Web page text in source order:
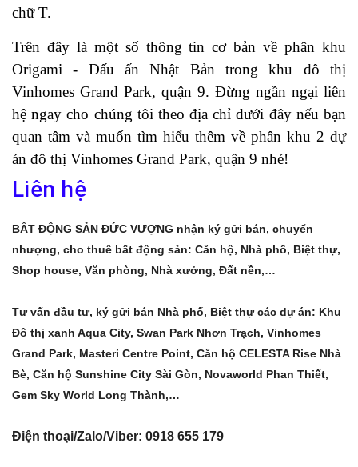
chữ T.
Trên đây là một số thông tin cơ bản về phân khu
Origami - Dấu ấn Nhật Bản trong khu đô thị
Vinhomes Grand Park, quận 9. Đừng ngần ngại liên
hệ ngay cho chúng tôi theo địa chỉ dưới đây nếu bạn
quan tâm và muốn tìm hiểu thêm về phân khu 2 dự
án đô thị Vinhomes Grand Park, quận 9 nhé!
Liên hệ
BẤT ĐỘNG SẢN ĐỨC VƯỢNG nhận ký gửi bán, chuyển
nhượng, cho thuê bất động sản: Căn hộ, Nhà phố, Biệt thự,
Shop house, Văn phòng, Nhà xưởng, Đất nền,…
Tư vấn đầu tư, ký gửi bán Nhà phố, Biệt thự các dự án: Khu
Đô thị xanh Aqua City, Swan Park Nhơn Trạch, Vinhomes
Grand Park, Masteri Centre Point, Căn hộ CELESTA Rise Nhà
Bè, Căn hộ Sunshine City Sài Gòn, Novaworld Phan Thiết,
Gem Sky World Long Thành,…
Điện thoại/Zalo/Viber: 0918 655 179